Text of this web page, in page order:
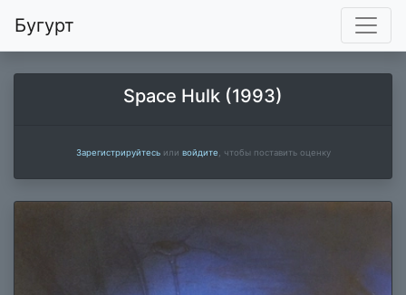
Бугурт
Space Hulk (1993)
Зарегистрируйтесьили войдите , чтобы поставить оценку